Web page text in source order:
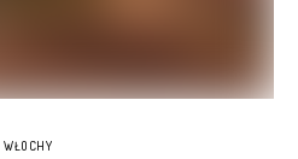
WŁOCHY